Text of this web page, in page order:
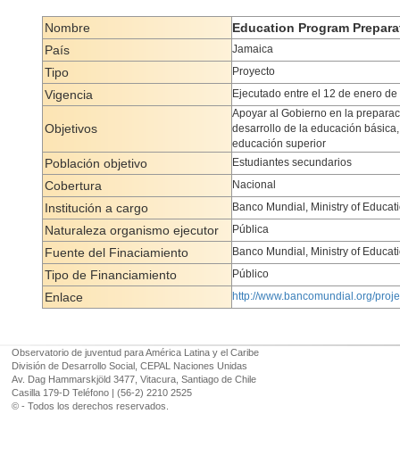
Nombre
Education Program
País
Jamaica
Tipo Proyecto
Vigencia Ejecutado entre el 12 de enero
Objetivos
Apoyar al Gobierno en la
desarrollo de la educación
educación superior
Población objetivo Estudiantes secundarios
Cobertura Nacional
Institución a cargo Banco Mundial, Ministry of
Naturaleza organismo ejecutor Pública
Fuente del Finaciamiento Banco Mundial, Ministry of
Tipo de Financiamiento Público
Enlace http://www.bancomundial.org/
Observatorio de juventud para América Latina y el Caribe
División de Desarrollo Social, CEPAL Naciones Unidas
Av. Dag Hammarskjöld 3477, Vitacura, Santiago de Chile
Casilla 179-D Teléfono | (56-2) 2210 2525
© - Todos los derechos reservados.